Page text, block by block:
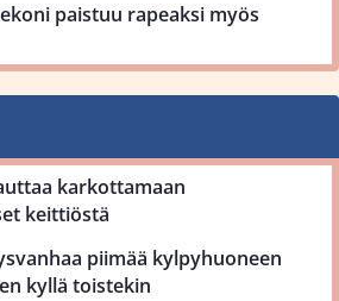
paistuu rapeaksi myös
karkottamaan
keittiöstä
piimää kylpyhuoneen
kyllä toistekin